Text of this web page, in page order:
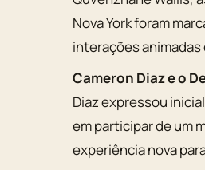
Nova York foram
interações animadas
Cameron Diaz e o
Diaz expressou
em participar de um
experiência nova